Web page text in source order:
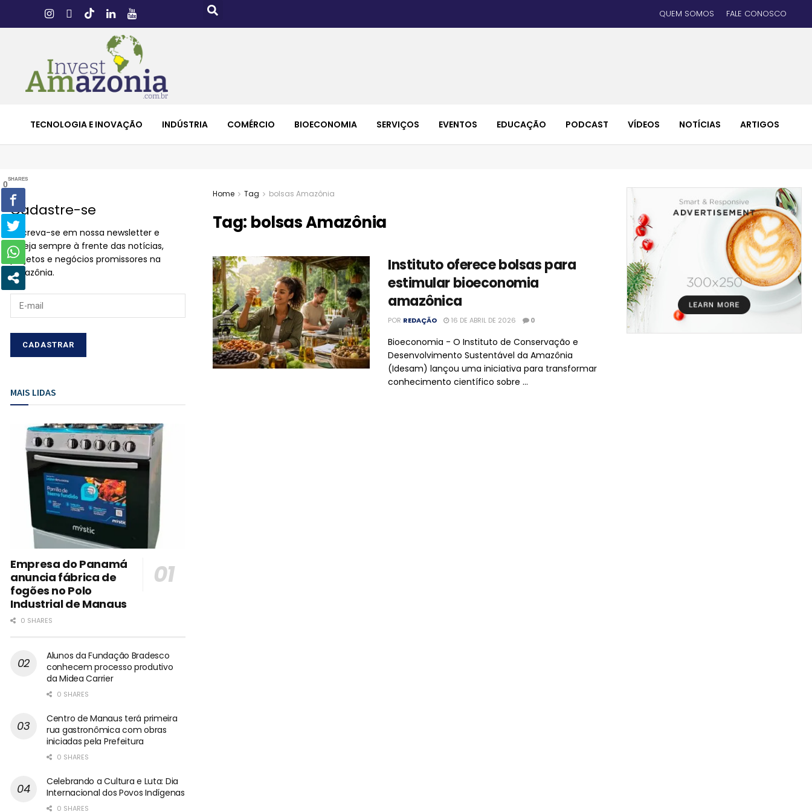
QUEM SOMOS FALE CONOSCO
TECNOLOGIA E INOVAÇÃO INDÚSTRIA COMÉRCIO BIOECONOMIA SERVIÇOS EVENTOS EDUCAÇÃO PODCAST VÍDEOS NOTÍCIAS ARTIGOS
Home Tag bolsas Amazônia
Tag: bolsas Amazônia
Instituto oferece bolsas para
estimular bioeconomia
amazônica
POR REDAÇÃO 16 DE ABRIL DE 2026 0
Bioeconomia - O Instituto de Conservação e
Desenvolvimento Sustentável da Amazônia
(Idesam) lançou uma iniciativa para transformar
conhecimento científico sobre ...
Cadastre-se
Inscreva-se em nossa newsletter e
esteja sempre à frente das notícias,
projetos e negócios promissores na
Amazônia.
MAIS LIDAS
Empresa do Panamá
anuncia fábrica de
fogões no Polo
Industrial de Manaus
0 SHARES
Alunos da Fundação Bradesco
conhecem processo produtivo
da Midea Carrier
0 SHARES
Centro de Manaus terá primeira
rua gastronômica com obras
iniciadas pela Prefeitura
0 SHARES
Celebrando a Cultura e Luta: Dia
Internacional dos Povos Indígenas
0 SHARES
0
SHARES